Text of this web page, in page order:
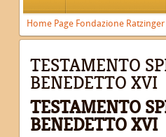
Home Page Fondazione Ratzinger
TESTAMENTO
BENEDETTO XVI
TESTAMENTO
BENEDETTO XVI